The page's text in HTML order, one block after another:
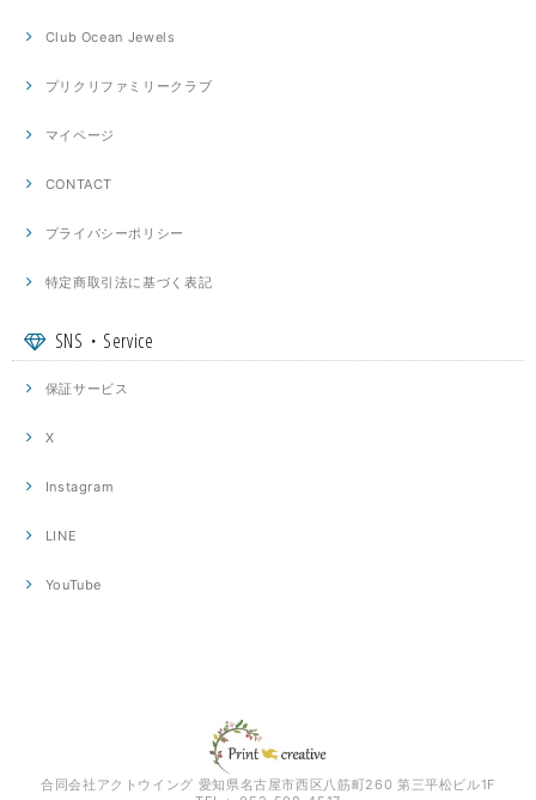
Club Ocean Jewels
プリクリファミリークラブ
マイページ
CONTACT
プライバシーポリシー
特定商取引法に基づく表記
SNS・Service
保証サービス
X
Instagram
LINE
YouTube
合同会社アクトウイング 愛知県名古屋市西区八筋町260 第三平松ビル1F